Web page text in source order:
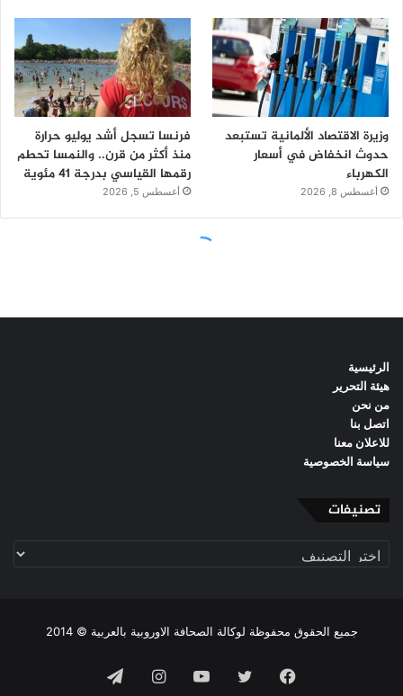
الرئيسية
هيئة التحرير
من نحن
اتصل بنا
للاعلان معنا
سياسة الخصوصية
تصنيفات
تصنيفات
جميع الحقوق محفوظة لوكالة الصحافة الاوروبية بالعربية © 2014
فيسبوك تويتر يوتيوبانستقرامتيلقرام